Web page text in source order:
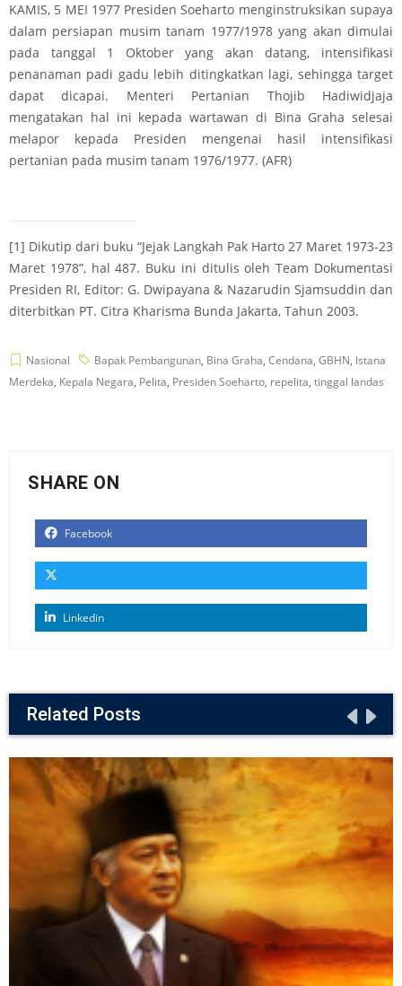
KAMIS, 5 MEI 1977 Presiden Soeharto menginstruksikan supaya
dalam persiapan musim tanam 1977/1978 yang akan dimulai
pada tanggal 1 Oktober yang akan datang, intensifikasi
penanaman padi gadu lebih ditingkatkan lagi, sehingga target
dapat dicapai. Menteri Pertanian Thojib Hadiwidjaja
mengatakan hal ini kepada wartawan di Bina Graha selesai
melapor kepada Presiden mengenai hasil intensifikasi
pertanian pada musim tanam 1976/1977. (AFR)
[1] Dikutip dari buku “Jejak Langkah Pak Harto 27 Maret 1973-23
Maret 1978”, hal 487. Buku ini ditulis oleh Team Dokumentasi
Presiden RI, Editor: G. Dwipayana & Nazarudin Sjamsuddin dan
diterbitkan PT. Citra Kharisma Bunda Jakarta, Tahun 2003.
Nasional Bapak Pembangunan, Bina Graha, Cendana, GBHN, Istana
Merdeka, Kepala Negara, Pelita, Presiden Soeharto, repelita, tinggal landas
SHARE ON
Facebook
Linkedin
Related Posts